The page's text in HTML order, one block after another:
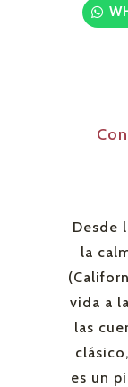
Desde
la
vida a
las
es un